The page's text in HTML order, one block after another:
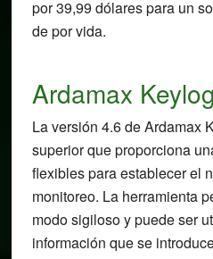
por 39,99 dólares para un
de por vida.
Ardamax
La versión 4.6 de Ardamax
superior que proporciona
flexibles para establecer el
monitoreo. La herramienta
modo sigiloso y puede ser
información que se